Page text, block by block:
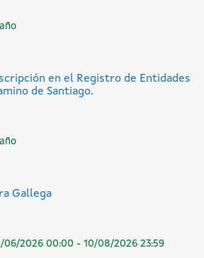
en el Registro de Entidades
de Santiago.
Gallega
06/2026 00:00 - 10/08/2026 23:59